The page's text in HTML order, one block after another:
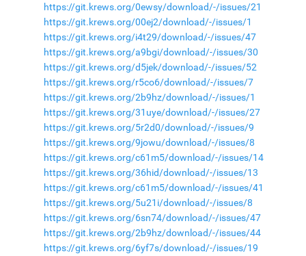
https://git.krews.org/0ewsy/download/-/issues/21
https://git.krews.org/00ej2/download/-/issues/1
https://git.krews.org/i4t29/download/-/issues/47
https://git.krews.org/a9bgi/download/-/issues/30
https://git.krews.org/d5jek/download/-/issues/52
https://git.krews.org/r5co6/download/-/issues/7
https://git.krews.org/2b9hz/download/-/issues/1
https://git.krews.org/31uye/download/-/issues/27
https://git.krews.org/5r2d0/download/-/issues/9
https://git.krews.org/9jowu/download/-/issues/8
https://git.krews.org/c61m5/download/-/issues/14
https://git.krews.org/36hid/download/-/issues/13
https://git.krews.org/c61m5/download/-/issues/41
https://git.krews.org/5u21i/download/-/issues/8
https://git.krews.org/6sn74/download/-/issues/47
https://git.krews.org/2b9hz/download/-/issues/44
https://git.krews.org/6yf7s/download/-/issues/19